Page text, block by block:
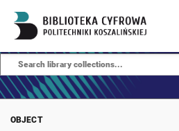
OBJECT